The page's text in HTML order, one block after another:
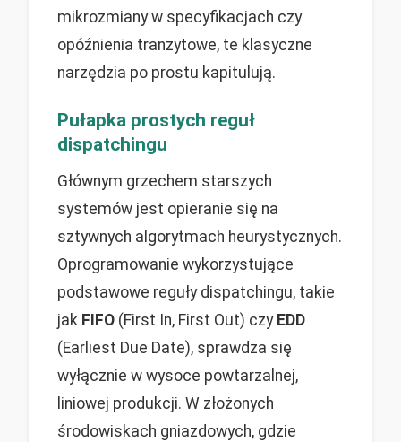
mikrozmiany w specyfikacjach czy
opóźnienia tranzytowe, te klasyczne
narzędzia po prostu kapitulują.
Pułapka prostych reguł
dispatchingu
Głównym grzechem starszych
systemów jest opieranie się na
sztywnych algorytmach heurystycznych.
Oprogramowanie wykorzystujące
podstawowe reguły dispatchingu, takie
jak FIFO (First In, First Out) czy EDD
(Earliest Due Date), sprawdza się
wyłącznie w wysoce powtarzalnej,
liniowej produkcji. W złożonych
środowiskach gniazdowych, gdzie